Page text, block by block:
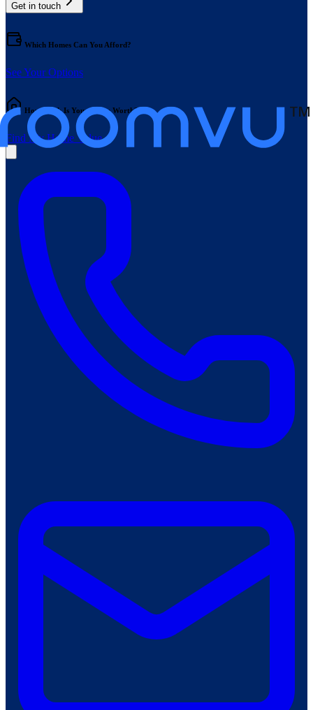
Get in touch
Which Homes Can You Afford?
See Your Options
How Much Is Your Home Worth?
Find My Home Value